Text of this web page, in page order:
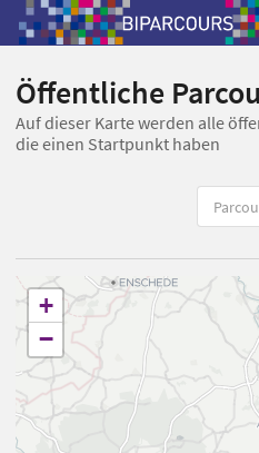
Öffentliche
Auf dieser Karte werden alle
die einen Startpunkt haben
+
−